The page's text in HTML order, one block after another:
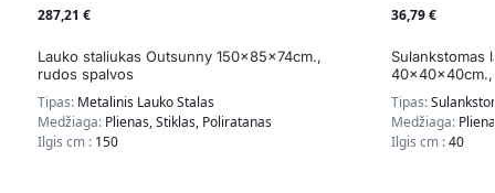
287,21 €
Lauko staliukas Outsunny 150x85x74cm.,
rudos spalvos
Tipas: Metalinis Lauko Stalas
Medžiaga: Plienas, Stiklas, Poliratanas
Ilgis cm : 150
36,79€
Sulankstomas
40x40x40cm.,
Tipas:
Medžiaga:
Ilgis cm :40